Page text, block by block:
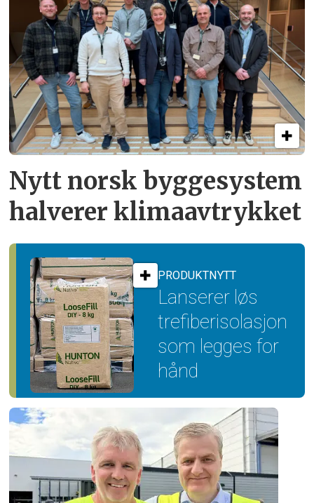
Nytt norsk byggesystem
halverer klimaavtrykket
PRODUKTNYTT
Lanserer løs
trefiber­isolasjon
som legges for
hånd